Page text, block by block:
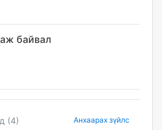
байвал
(4) Анхаарах зүйлс